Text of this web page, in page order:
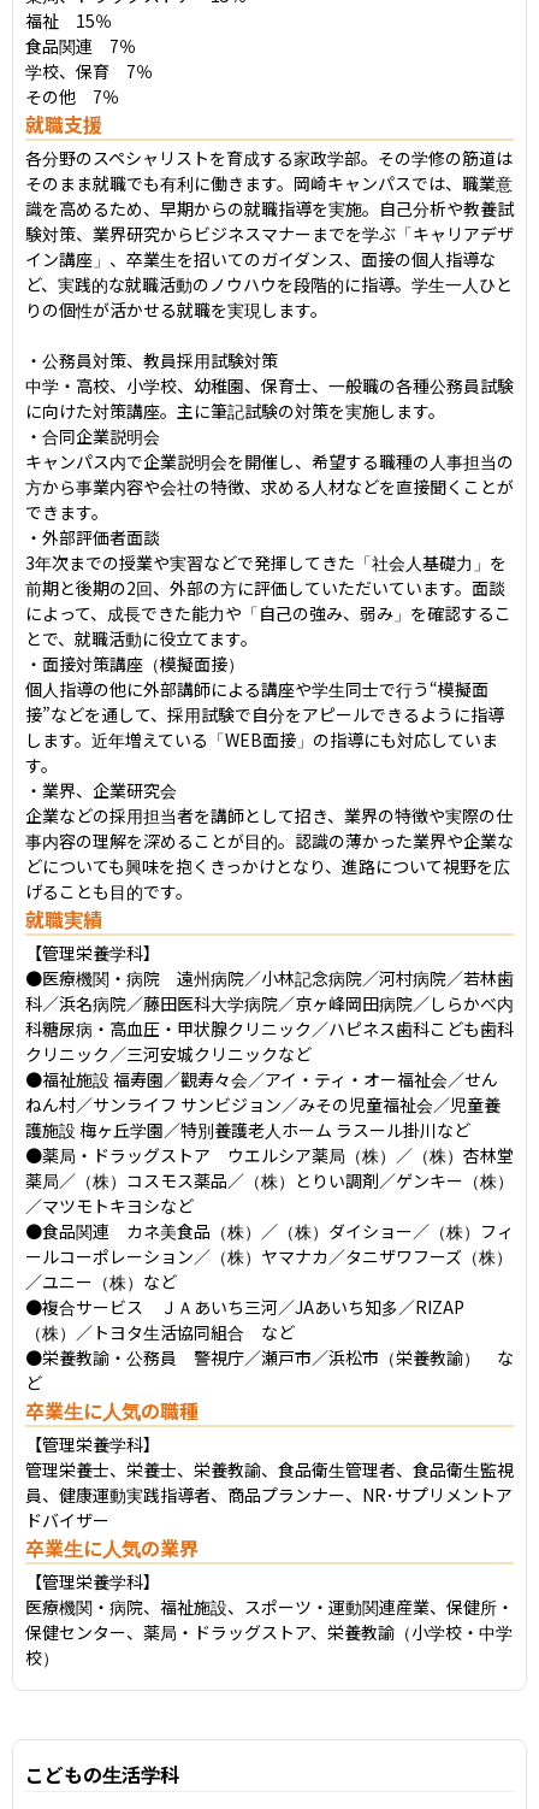
福祉　15％
食品関連　7％
学校、保育　7％
その他　7％
就職支援
各分野のスペシャリストを育成する家政学部。その学修の筋道は
そのまま就職でも有利に働きます。岡崎キャンパスでは、職業意
識を高めるため、早期からの就職指導を実施。自己分析や教養試
験対策、業界研究からビジネスマナーまでを学ぶ「キャリアデザ
イン講座」、卒業生を招いてのガイダンス、面接の個人指導な
ど、実践的な就職活動のノウハウを段階的に指導。学生一人ひと
りの個性が活かせる就職を実現します。
・公務員対策、教員採用試験対策
中学・高校、小学校、幼稚園、保育士、一般職の各種公務員試験
に向けた対策講座。主に筆記試験の対策を実施します。
・合同企業説明会
キャンパス内で企業説明会を開催し、希望する職種の人事担当の
方から事業内容や会社の特徴、求める人材などを直接聞くことが
できます。
・外部評価者面談
3年次までの授業や実習などで発揮してきた「社会人基礎力」を
前期と後期の2回、外部の方に評価していただいています。面談
によって、成長できた能力や「自己の強み、弱み」を確認するこ
とで、就職活動に役立てます。
・面接対策講座（模擬面接）
個人指導の他に外部講師による講座や学生同士で行う“模擬面
接”などを通して、採用試験で自分をアピールできるように指導
します。近年増えている「WEB面接」の指導にも対応していま
す。
・業界、企業研究会
企業などの採用担当者を講師として招き、業界の特徴や実際の仕
事内容の理解を深めることが目的。認識の薄かった業界や企業な
どについても興味を抱くきっかけとなり、進路について視野を広
げることも目的です。
就職実績
【管理栄養学科】
●医療機関・病院　遠州病院／小林記念病院／河村病院／若林歯
科／浜名病院／藤田医科大学病院／京ヶ峰岡田病院／しらかべ内
科糖尿病・高血圧・甲状腺クリニック／ハピネス歯科こども歯科
クリニック／三河安城クリニックなど
●福祉施設 福寿園／觀寿々会／アイ・ティ・オー福祉会／せん
ねん村／サンライフ サンビジョン／みその児童福祉会／児童養
護施設 梅ヶ丘学園／特別養護老人ホーム ラスール掛川など
●薬局・ドラッグストア　ウエルシア薬局（株）／（株）杏林堂
薬局／（株）コスモス薬品／（株）とりい調剤／ゲンキー（株）
／マツモトキヨシなど
●食品関連　カネ美食品（株）／（株）ダイショー／（株）フィ
ールコーポレーション／（株）ヤマナカ／タニザワフーズ（株）
／ユニー（株）など
●複合サービス　ＪＡあいち三河／JAあいち知多／RIZAP
（株）／トヨタ生活協同組合　など
●栄養教諭・公務員　警視庁／瀬戸市／浜松市（栄養教諭）　な
ど
卒業生に人気の職種
【管理栄養学科】
管理栄養士、栄養士、栄養教諭、食品衛生管理者、食品衛生監視
員、健康運動実践指導者、商品プランナー、NR･サプリメントア
ドバイザー
卒業生に人気の業界
【管理栄養学科】
医療機関・病院、福祉施設、スポーツ・運動関連産業、保健所・
保健センター、薬局・ドラッグストア、栄養教諭（小学校・中学
校）
こどもの生活学科